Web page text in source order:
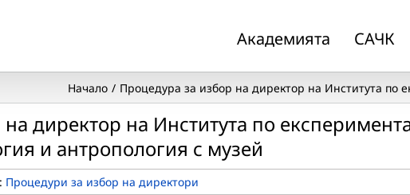
Академията САЧК
Начало Процедура за избор на директор на Института по
директор на Института по
и антропология с музей
Процедури за избор на директори